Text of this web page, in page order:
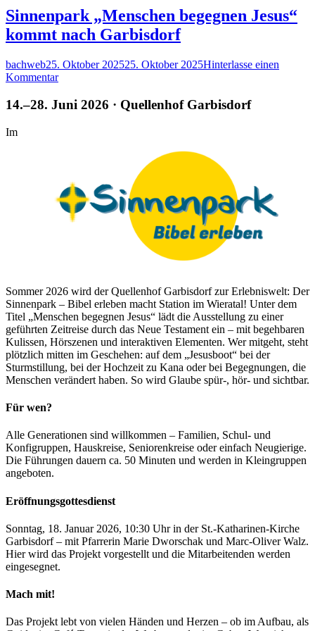
Adventskalender
2025
Sinnenpark „Menschen begegnen Jesus“
kommt nach Garbisdorf
Autor
bachwebVeröffentlicht
am
25. Oktober 202525. Oktober 2025Hinterlasse einen
Kommentarzu
„Menschen
14.–28. Juni 2026 · Quellenhof Garbisdorf
Im
Sommer 2026 wird der Quellenhof Garbisdorf zur Erlebniswelt: Der
Sinnenpark – Bibel erleben macht Station im Wieratal! Unter dem
Titel „Menschen begegnen Jesus“ lädt die Ausstellung zu einer
geführten Zeitreise durch das Neue Testament ein – mit begehbaren
Kulissen, Hörszenen und interaktiven Elementen. Wer mitgeht, steht
plötzlich mitten im Geschehen: auf dem „Jesusboot“ bei der
Sturmstillung, bei der Hochzeit zu Kana oder bei Begegnungen, die
Menschen verändert haben. So wird Glaube spür-, hör- und sichtbar.
Für wen?
Alle Generationen sind willkommen – Familien, Schul- und
Konfigruppen, Hauskreise, Seniorenkreise oder einfach Neugierige.
Die Führungen dauern ca. 50 Minuten und werden in Kleingruppen
angeboten.
Eröffnungsgottesdienst
Sonntag, 18. Januar 2026, 10:30 Uhr in der St.-Katharinen-Kirche
Garbisdorf – mit Pfarrerin Marie Dworschak und Marc-Oliver Walz.
Hier wird das Projekt vorgestellt und die Mitarbeitenden werden
eingesegnet.
Mach mit!
Das Projekt lebt von vielen Händen und Herzen – ob im Aufbau, als